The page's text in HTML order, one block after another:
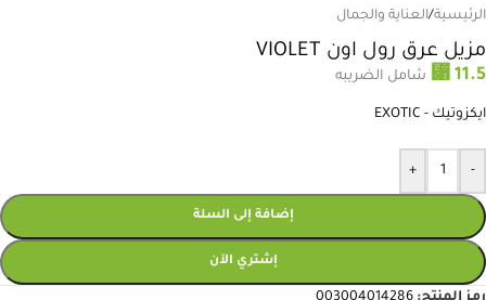
الرئيسية/العناية والجمال
مزيل عرق رول اون VIOLET
⃁ 11.5 شامل الضريبه
ايكزوتيك - EXOTIC
-
+
إضافة إلى السلة
إشتري الآن